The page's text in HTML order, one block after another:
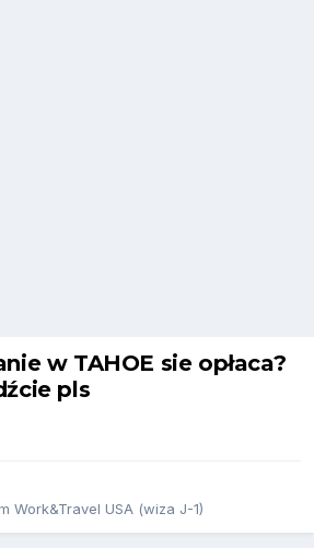
w TAHOE sie opłaca?
pls
Work&Travel USA (wiza J-1)